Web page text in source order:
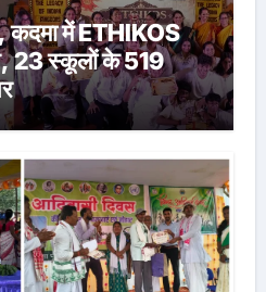
कदमा में ETHIKOS
23 स्कूलों के 519